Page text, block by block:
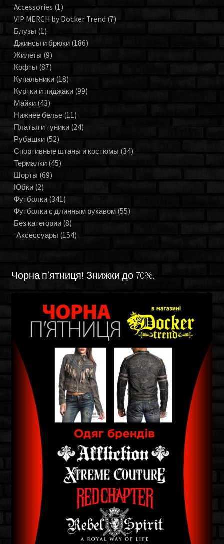
Accessories (1)
VIP MERCH by Docker Trend (7)
Блузы (1)
Джинсы и брюки (186)
Жилеты (9)
Кофты (87)
Купальники (18)
Куртки и пиджаки (99)
Майки (43)
Нижнее белье (11)
Платья и туники (24)
Рубашки (52)
Спортивные штаны и костюмы (34)
Термалки (45)
Шорты (69)
Юбки (2)
Футболки (341)
Футболки с длинным рукавом (55)
Без категории (8)
Аксессуары (154)
Чорна п’ятниця! Знижки до 70%.